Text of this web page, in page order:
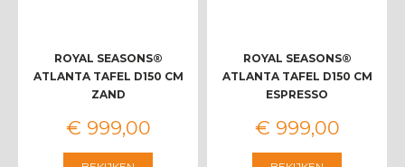
ROYAL SEASONS®
ATLANTA TAFEL D150 CM
ZAND
€ 999,00
ROYAL SEASONS®
ATLANTA TAFEL D150 CM
ESPRESSO
€ 999,00